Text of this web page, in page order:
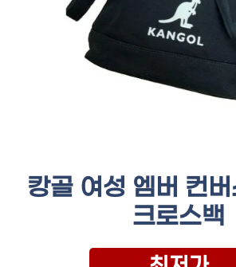
캉골 여성 엠버 컨
크로스백